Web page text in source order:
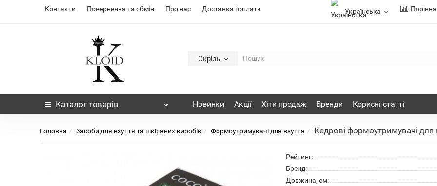
Контакти Повернення та обмін Про нас Доставка і оплата Українська
Скрізь
Каталог товарів Новинки Акції Хіти продаж Бренди Корисні статті
Головна Засоби для взуття та шкіряних виробів Формоутримувачі для взуття Кедрові формоутримувачі для
Рейтинг:
Бренд:
Довжина, см: